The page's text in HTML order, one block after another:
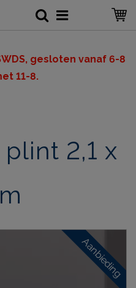
gesloten vanaf 6-8
11-8.
plint 2,1 x
Aanbieding